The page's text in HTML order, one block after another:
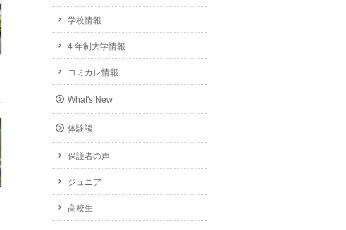
学校情報
4 年制大学情報
コミカレ情報
What's New
体験談
保護者の声
ジュニア
高校生